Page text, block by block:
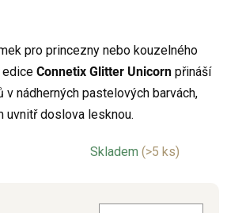
pro princezny nebo kouzelného
edice Connetix Glitter Unicorn přináší
v nádherných pastelových barvách,
uvnitř doslova lesknou.
Skladem (>5 ks)